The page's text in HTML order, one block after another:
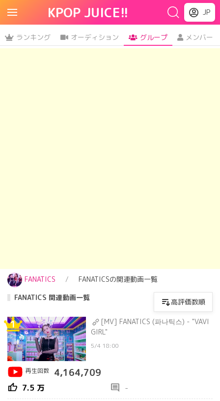
KPOP JUICE!! JP
ランキング オーディション グループ メンバー
FANATICS
FANATICSの関連動画一覧
FANATICS 関連動画一覧
高評価数順
1
[MV] FANATICS (파나틱스) - "VAVI
GIRL"
5/4 18:00
再生回数 4,164,709
thumb_up 7.5 万 comment -